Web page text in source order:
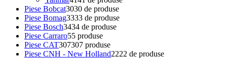
Piese Bobcat3030 de produse
Piese Bomag3333 de produse
Piese Bosch3434 de produse
Piese Carraro55 produse
Piese CAT307307 produse
Piese CNH - New Holland2222 de produse